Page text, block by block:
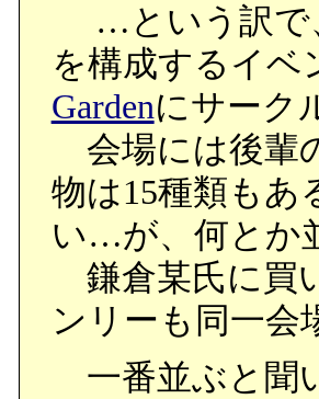
…という訳で
を構成するイベ
Gardenにサーク
会場には後輩
物は15種類もあ
い…が、何とか
鎌倉某氏に買
ンリーも同一会
一番並ぶと聞